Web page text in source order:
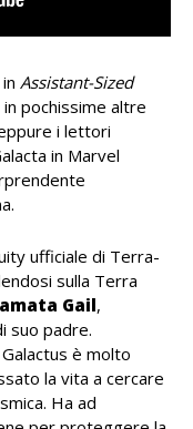
Assistant-Sized
pochissime altre
i lettori
in Marvel
ufficiale di Terra-
sulla Terra
Gail,
suo padre.
è molto
la vita a cercare
Ha ad